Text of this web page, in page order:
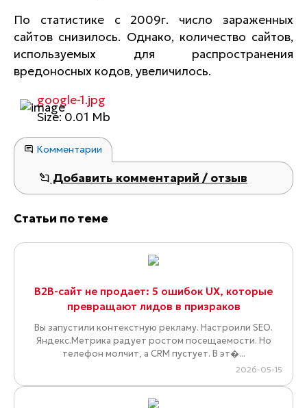
По статистике с 2009г. число зараженных
сайтов снизилось. Однако, количество сайтов,
используемых для распространения
вредоносных кодов, увеличилось.
google-1.jpg
Size: 0.01 Mb
Комментарии
Добавить комментарий / отзыв
Статьи по теме
B2B-сайт не продает: 5 ошибок UX, которые
превращают лидов в призраков
Вы запустили контекстную рекламу. Настроили SEO.
Яндекс.Метрика радует ростом посещаемости. Но
телефон молчит, а CRM пустует. В эт�...
2026-05-15